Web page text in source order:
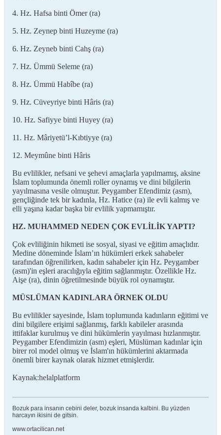
4. Hz. Hafsa binti Ömer (ra)
5. Hz. Zeynep binti Huzeyme (ra)
6. Hz. Zeyneb binti Cahş (ra)
7. Hz. Ümmü Seleme (ra)
8. Hz. Ümmü Habîbe (ra)
9. Hz. Cüveyriye binti Hâris (ra)
10. Hz. Safiyye binti Huyey (ra)
11. Hz. Mâriyetü’l-Kıbtiyye (ra)
12. Meymûne binti Hâris
Bu evlilikler, nefsani ve şehevi amaçlarla yapılmamış, aksine
İslam toplumunda önemli roller oynamış ve dini bilgilerin
yayılmasına vesile olmuştur. Peygamber Efendimiz (asm),
gençliğinde tek bir kadınla, Hz. Hatice (ra) ile evli kalmış ve
elli yaşına kadar başka bir evlilik yapmamıştır.
HZ. MUHAMMED NEDEN ÇOK EVLİLİK YAPTI?
Çok evliliğinin hikmeti ise sosyal, siyasi ve eğitim amaçlıdır.
Medine döneminde İslam’ın hükümleri erkek sahabeler
tarafından öğrenilirken, kadın sahabeler için Hz. Peygamber
(asm)'in eşleri aracılığıyla eğitim sağlanmıştır. Özellikle Hz.
Aişe (ra), dinin öğretilmesinde büyük rol oynamıştır.
MÜSLÜMAN KADINLARA ÖRNEK OLDU
Bu evlilikler sayesinde, İslam toplumunda kadınların eğitimi ve
dini bilgilere erişimi sağlanmış, farklı kabileler arasında
ittifaklar kurulmuş ve dini hükümlerin yayılması hızlanmıştır.
Peygamber Efendimizin (asm) eşleri, Müslüman kadınlar için
birer rol model olmuş ve İslam'ın hükümlerini aktarmada
önemli birer kaynak olarak hizmet etmişlerdir.
Kaynak:helalplatform
Bozuk para insanın cebini deler, bozuk insanda kalbini. Bu yüzden
harcayın ikisini de gitsin.
www.ortacilican.net